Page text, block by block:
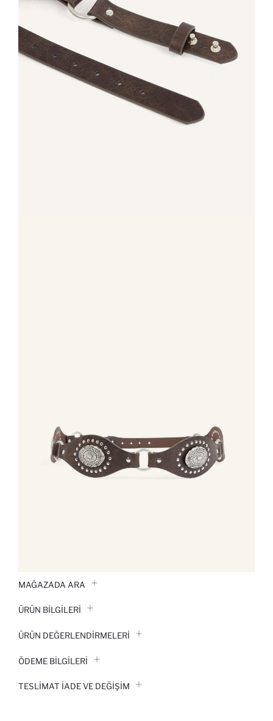
MAĞAZADA ARA
ÜRÜN BILGILERI
ÜRÜN DEĞERLENDİRMELERİ
ÖDEME BİLGİLERİ
TESLIMAT İADE VE DEĞIŞIM